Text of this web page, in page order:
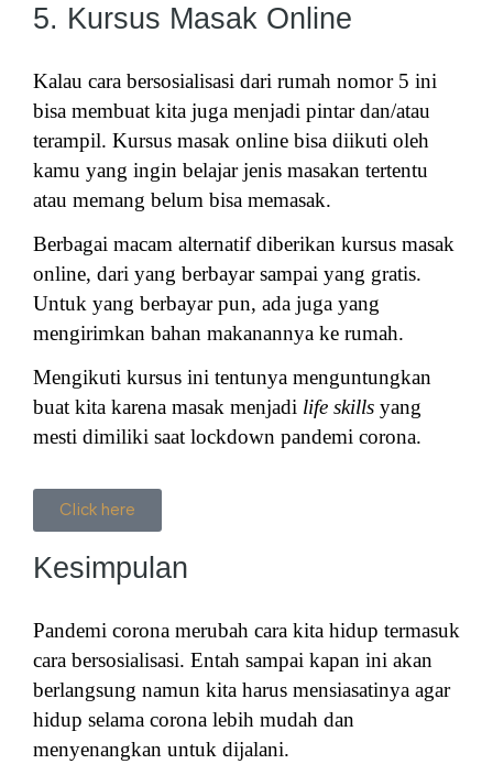
5. Kursus Masak Online
Kalau cara bersosialisasi dari rumah nomor 5 ini
bisa membuat kita juga menjadi pintar dan/atau
terampil. Kursus masak online bisa diikuti oleh
kamu yang ingin belajar jenis masakan tertentu
atau memang belum bisa memasak.
Berbagai macam alternatif diberikan kursus masak
online, dari yang berbayar sampai yang gratis.
Untuk yang berbayar pun, ada juga yang
mengirimkan bahan makanannya ke rumah.
Mengikuti kursus ini tentunya menguntungkan
buat kita karena masak menjadi life skills yang
mesti dimiliki saat lockdown pandemi corona.
Click here
Kesimpulan
Pandemi corona merubah cara kita hidup termasuk
cara bersosialisasi. Entah sampai kapan ini akan
berlangsung namun kita harus mensiasatinya agar
hidup selama corona lebih mudah dan
menyenangkan untuk dijalani.